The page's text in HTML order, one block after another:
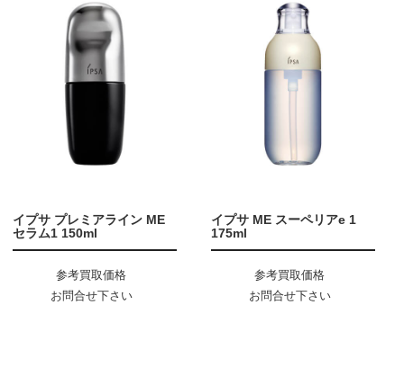
イプサ プレミアライン ME
セラム1 150ml
参考買取価格
お問合せ下さい
イプサ ME スーペリアe 1
175ml
参考買取価格
お問合せ下さい